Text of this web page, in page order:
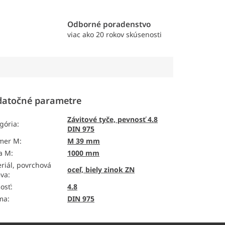
Odborné poradenstvo
viac ako 20 rokov skúsenosti
parametre
:
Závitové tyče, pevnosť 4.8
DIN 975
M:
M 39 mm
M:
1000 mm
povrchová
:
oceľ, biely zinok ZN
:
4.8
: DIN 975